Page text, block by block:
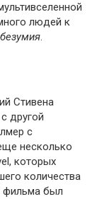
людей к
.
Стивена
другой
с
несколько
которых
количества
фильма был